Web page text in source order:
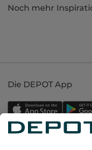
Noch mehr
Die DEPOT App